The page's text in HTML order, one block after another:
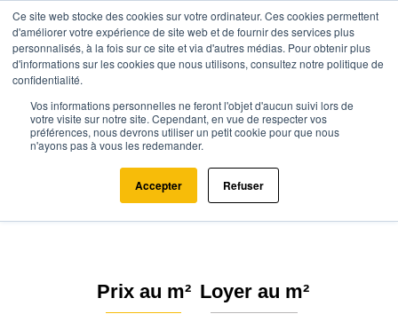
Ce site web stocke des cookies sur votre ordinateur. Ces cookies permettent
d'améliorer votre expérience de site web et de fournir des services plus
personnalisés, à la fois sur ce site et via d'autres médias. Pour obtenir plus
d'informations sur les cookies que nous utilisons, consultez notre politique de
confidentialité.
Vos informations personnelles ne feront l'objet d'aucun suivi lors de
votre visite sur notre site. Cependant, en vue de respecter vos
préférences, nous devrons utiliser un petit cookie pour que nous
n'ayons pas à vous les redemander.
Accepter Refuser
Agence.immo Prix immobilier Occitanie Aude Gardie (11250)
Estimation immobilière à Gardie :
Prix m² 2026
Prix au m² Loyer au m²